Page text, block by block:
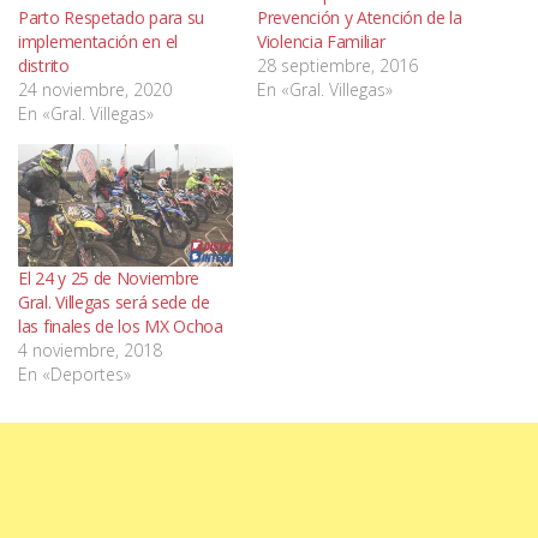
Parto Respetado para su
implementación en el
distrito
24 noviembre, 2020
En «Gral. Villegas»
Prevención y Atención de la
Violencia Familiar
28 septiembre, 2016
En «Gral. Villegas»
El 24 y 25 de Noviembre
Gral. Villegas será sede de
las finales de los MX Ochoa
4 noviembre, 2018
En «Deportes»